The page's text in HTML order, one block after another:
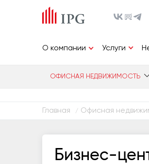
О компании Услуги
ОФИСНАЯ НЕДВИЖИМОСТЬ
Главная / Офисная
Бизнес-